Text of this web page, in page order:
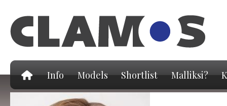
Info Models Shortlist Malliksi?